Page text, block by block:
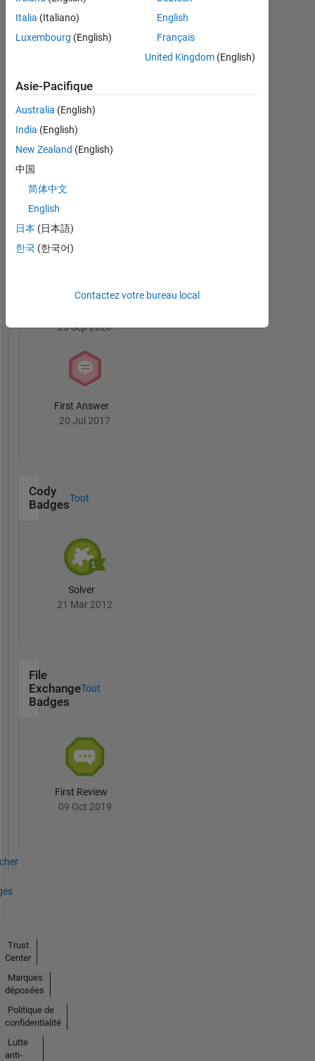
MATLAB
Answers
Badges
Tout
02 Oct 2020
23 Sep 2020
First Answer
20 Jul 2017
Cody
Badges
Tout
Solver
21 Mar 2012
File
Exchange
Badges
Tout
First Review
09 Oct 2019
Italia (Italiano)
Luxembourg (English)
English
Français
United Kingdom(English)
Asie-Pacifique
Australia (English)
India (English)
New Zealand (English)
中国
简体中文
English
日本 (日本語)
한국 (한국어)
Contactez votre bureau local
Trust
Center
Marques
déposées
Politique de
confidentialité
Lutte
anti-